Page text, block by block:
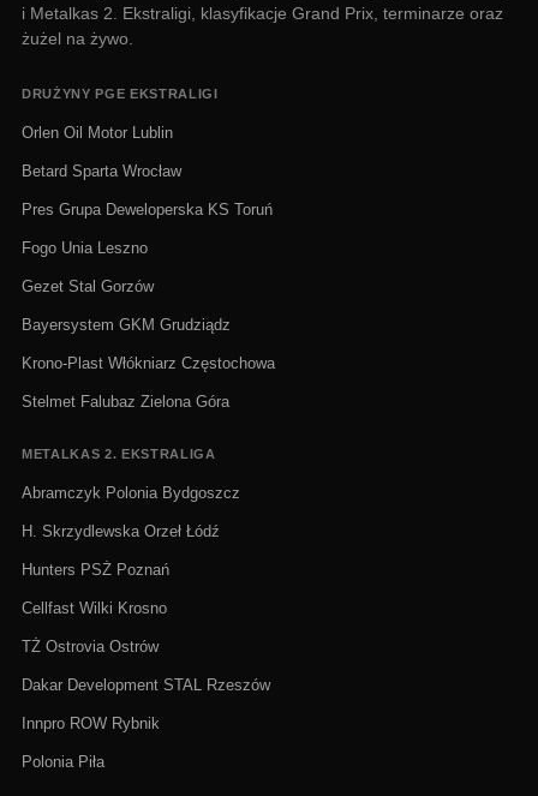
i Metalkas 2. Ekstraligi, klasyfikacje Grand Prix, terminarze oraz
żużel na żywo.
DRUŻYNY PGE EKSTRALIGI
Orlen Oil Motor Lublin
Betard Sparta Wrocław
Pres Grupa Deweloperska KS Toruń
Fogo Unia Leszno
Gezet Stal Gorzów
Bayersystem GKM Grudziądz
Krono-Plast Włókniarz Częstochowa
Stelmet Falubaz Zielona Góra
METALKAS 2. EKSTRALIGA
Abramczyk Polonia Bydgoszcz
H. Skrzydlewska Orzeł Łódź
Hunters PSŻ Poznań
Cellfast Wilki Krosno
TŻ Ostrovia Ostrów
Dakar Development STAL Rzeszów
Innpro ROW Rybnik
Polonia Piła